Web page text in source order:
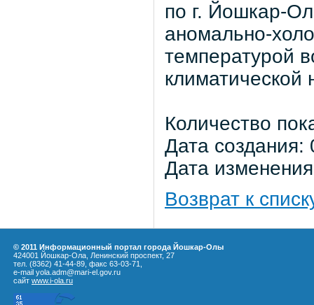
по г. Йошкар-
аномально-
температурой
Количество
Дата
Дата
Возврат к
© 2011 Информационный портал города Йошкар-Олы
424001 Йошкар-Ола, Ленинский проспект, 27
тел. (8362) 41-44-89, факс 63-03-71,
e-mail yola.adm@mari-el.gov.ru
сайт www.i-ola.ru